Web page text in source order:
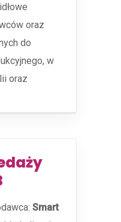
oraz
do
w
oraz
Smart